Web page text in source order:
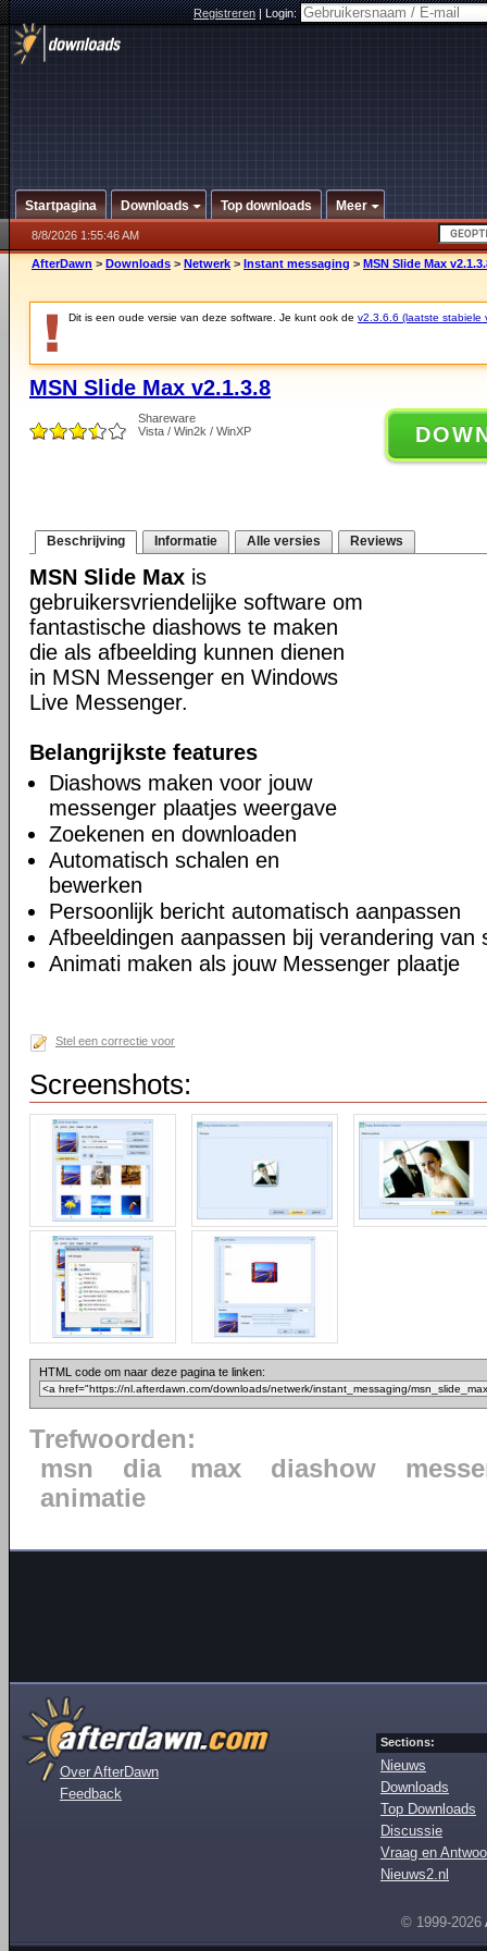
Registreren|Login:
Startpagina Downloads Top downloads Meer
8/8/2026 1:55:46 AM
AfterDawn > Downloads > Netwerk > Instant messaging > MSN Slide Max
Dit is een oude versie van deze software. Je kunt ook de v2.3.6.6 (laatste stabiele
MSN Slide Max v2.1.3.8
Shareware
Vista / Win2k / WinXP
Beschrijving Informatie Alle versies Reviews
MSN Slide Max is
gebruikersvriendelijke software om
fantastische diashows te maken
die als afbeelding kunnen dienen
in MSN Messenger en Windows
Live Messenger.
Belangrijkste features
Diashows maken voor jouw
messenger plaatjes weergave
Zoekenen en downloaden
Automatisch schalen en
bewerken
Persoonlijk bericht automatisch aanpassen
Afbeeldingen aanpassen bij verandering van
Animati maken als jouw Messenger plaatje
Stel een correctie voor
Screenshots:
HTML code om naar deze pagina te linken:
Trefwoorden:
msn
dia max diashow
animatie
Over AfterDawn
Feedback
Sections:
Nieuws
Downloads
Top Downloads
Discussie
Vraag en
Nieuws2.nl
© 1999-2026